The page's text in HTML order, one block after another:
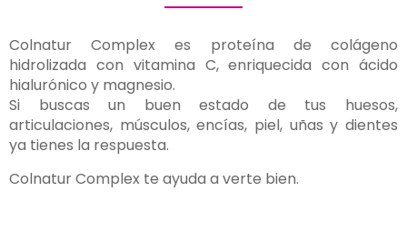
Colnatur Complex es proteína de colágeno
hidrolizada con vitamina C, enriquecida con ácido
hialurónico y magnesio.
Si buscas un buen estado de tus huesos,
articulaciones, músculos, encías, piel, uñas y dientes
ya tienes la respuesta.
Colnatur Complex te ayuda a verte bien.